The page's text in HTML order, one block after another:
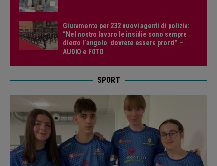
Giuramento per 232 nuovi agenti di polizia:
“Nel nostro lavoro le insidie sono sempre
dietro l’angolo, dovrete essere pronti” –
AUDIO e FOTO
SPORT